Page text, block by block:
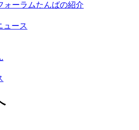
ォーラムたんばの紹介
ュース